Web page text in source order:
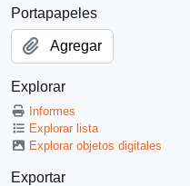
Portapapeles
Agregar
Explorar
Informes
Explorar lista
Explorar objetos digitales
Exportar